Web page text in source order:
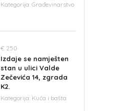
Kategorija: Građevinarstvo
€ 250
Izdaje se namješten
stan u ulici Valde
Zečevića 14, zgrada
K2.
Kategorija: Kuća i bašta